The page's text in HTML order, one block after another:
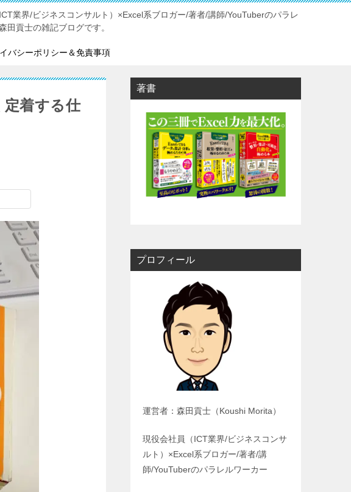
業界/ビジネスコンサルト）×Excel系ブロガー/著者/講師/YouTuberのパラレ
田貢士の雑記ブログです。
バシーポリシー＆免責事項
定着する仕
著書
プロフィール
運営者：森田貢士（Koushi Morita）
現役会社員（ICT業界/ビジネスコンサ
ルト）×Excel系ブロガー/著者/講
師/YouTuberのパラレルワーカー